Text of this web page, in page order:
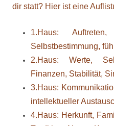
dir statt? Hier ist eine
1.Haus: Auftreten,
Selbstbestimmung,
2.Haus: Werte,
Finanzen, Stabilität,
3.Haus:
intellektueller
4.Haus: Herkunft,